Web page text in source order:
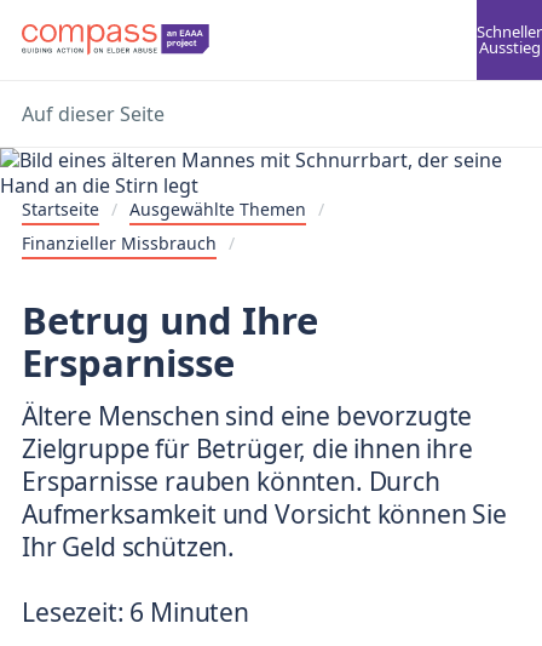
Schneller
Ausstieg
Startseite / Ausgewählte Themen /
Finanzieller Missbrauch /
Betrug und Ihre
Ersparnisse
Ältere Menschen sind eine bevorzugte
Zielgruppe für Betrüger, die ihnen ihre
Ersparnisse rauben könnten. Durch
Aufmerksamkeit und Vorsicht können Sie
Ihr Geld schützen.
Lesezeit: 6 Minuten
Auf dieser Seite